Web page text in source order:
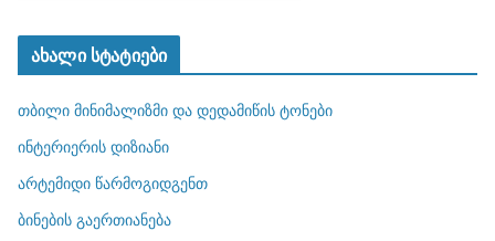
ტ
ო
რ
ბ
ახალი სტატიები
თბილი მინიმალიზმი და დედამიწის ტონები
ინტერიერის დიზიანი
არტემიდი წარმოგიდგენთ
ბინების გაერთიანება